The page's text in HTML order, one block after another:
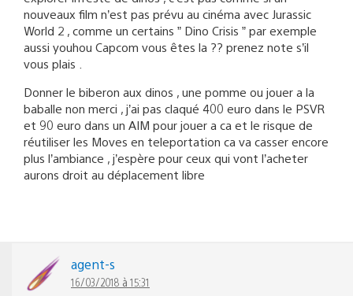
nouveaux film n’est pas prévu au cinéma avec Jurassic
World 2 , comme un certains ” Dino Crisis ” par exemple
aussi youhou Capcom vous êtes la ?? prenez note s’il
vous plais .
Donner le biberon aux dinos , une pomme ou jouer a la
baballe non merci , j’ai pas claqué 400 euro dans le PSVR
et 90 euro dans un AIM pour jouer a ca et le risque de
réutiliser les Moves en teleportation ca va casser encore
plus l’ambiance , j’espère pour ceux qui vont l’acheter
aurons droit au déplacement libre
agent-s
16/03/2018 à 15:31